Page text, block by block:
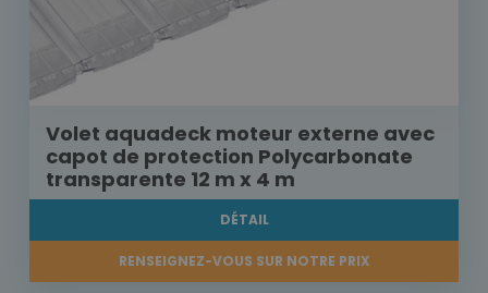
Volet aquadeck moteur externe avec
capot de protection Polycarbonate
transparente 12 m x 4 m
DÉTAIL
RENSEIGNEZ-VOUS SUR NOTRE PRIX